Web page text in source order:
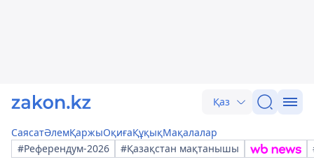
Қаз
СаясатӘлемҚаржыОқиғаҚұқықМақалалар
#Референдум-2026
#Қазақстан мақтанышы